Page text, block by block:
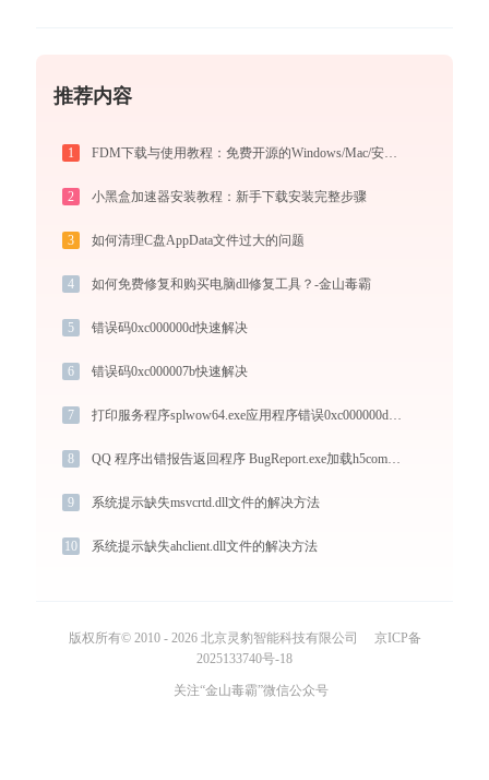
推荐内容
1 FDM下载与使用教程：免费开源的Windows/Mac/安卓多线程下载管理器
2 小黑盒加速器安装教程：新手下载安装完整步骤
3 如何清理C盘AppData文件过大的问题
4 如何免费修复和购买电脑dll修复工具？-金山毒霸
5 错误码0xc000000d快速解决
6 错误码0xc000007b快速解决
7 打印服务程序splwow64.exe应用程序错误0xc000000d解决方法
8 QQ 程序出错报告返回程序 BugReport.exe加载h5common.dll文件丢失处理办法
9 系统提示缺失msvcrtd.dll文件的解决方法
10 系统提示缺失ahclient.dll文件的解决方法
版权所有© 2010 - 2026 北京灵豹智能科技有限公司
京ICP备
2025133740号-18
关注“金山毒霸”微信公众号